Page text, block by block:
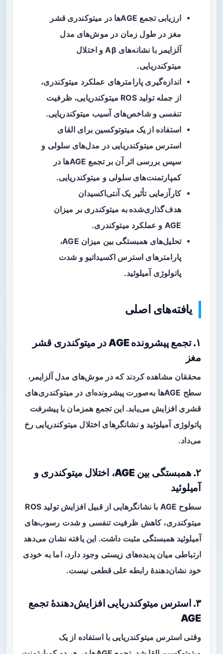
ارزیابی تجمع AGEها در
میتوکندری قشر
مغز در طول زمان در موش‌های مدل
آلزایمر با نشانه‌های Aβ و اختلال
میتوکندریایی.
اندازه‌گیری پارامترهای عملکرد میتوکندری،
از جمله تولید ROS میتوکندریایی، ظرفیت
تنفسی و شاخص‌های آسیب میتوکندریایی.
استفاده از یک میتوتوکسین برای القای
استرس میتوکندریایی در مدل‌های سلولی و
سپس بررسی اثر آن بر تجمع AGEها در
کمپارتمنت‌های سلولی و میتوکندریایی.
کارآزمایی تأثیر یکآنتی‌اکسیدان
هدف‌گذاری‌شده به میتوکندری بر میزان
AGE و عملکرد میتوکندری.
تحلیل‌های همبستگی بین میزان AGE،
پارامترهای استرس اکسیداتیو و شدت
پاتولوژی آمیلوئید.
یافته‌های اصلی
۱. تجمع پیشرونده AGE در میتوکندری قشر
مغز
محققان مشاهده کردند که در موش‌های مدل آلزایمر،
سطح AGEها به‌صورت پیشرونده‌ای در
میتوکندری‌های
قشری افزایش می‌یابد. این تجمع همزمان با پیشرفت
پاتولوژی آمیلوئید و نشانگرهای اختلال میتوکندریایی رخ
می‌داد.
۲. همبستگی بین AGE، اختلال میتوکندری و
آمیلوئید
سطوح AGE با نشانگرهایی از قبیل افزایش تولید ROS
میتوکندری، کاهش ظرفیت تنفسی و شدت رسوب‌های
آمیلوئید همبستگی مثبت داشت. این یافته نشان می‌دهد
ارتباطی میان پدیده‌های زیستی وجود دارد، اما به خودی
خود نشان‌دهندهٔرابطه علی قطعی نیست.
۳. استرس میتوکندریایی افزایش‌دهندهٔ تجمع
AGE
وقتی استرس میتوکندریایی با استفاده از یک